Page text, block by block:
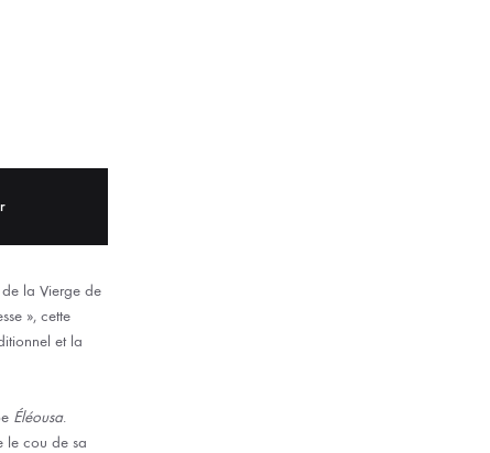
de la Vierge de
», cette
et la
Éléousa.
le cou de sa